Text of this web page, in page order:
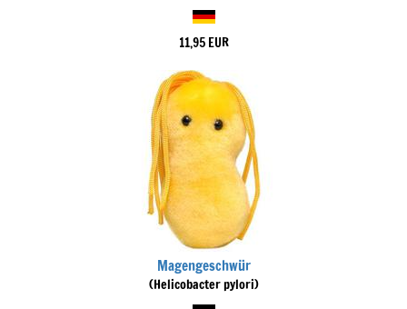
11,95 EUR
Magengeschwür
(Helicobacter pylori)